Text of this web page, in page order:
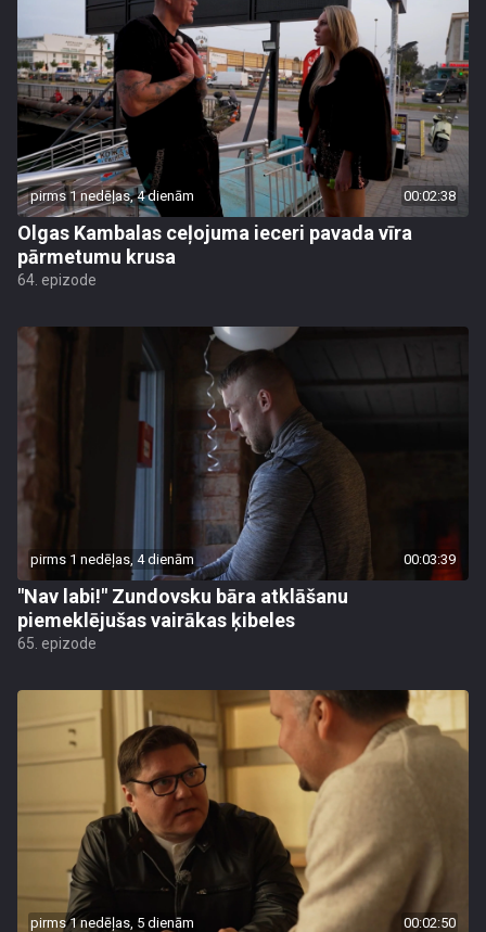
pirms 1 nedēļas, 4 dienām 00:02:38
Olgas Kambalas ceļojuma ieceri pavada vīra
pārmetumu krusa
64. epizode
pirms 1 nedēļas, 4 dienām 00:03:39
"Nav labi!" Zundovsku bāra atklāšanu
piemeklējušas vairākas ķibeles
65. epizode
pirms 1 nedēļas, 5 dienām 00:02:50